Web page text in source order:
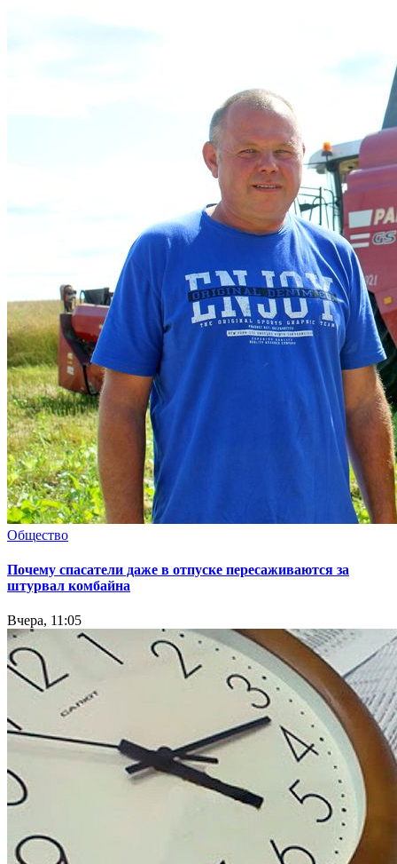
Общество
Почему спасатели даже в отпуске пересаживаются за
штурвал комбайна
Вчера, 11:05